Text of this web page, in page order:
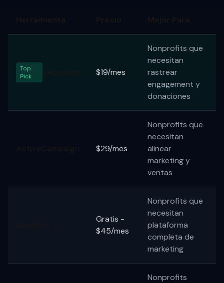
Top
Pick
$19/mes
Nonprofits que
necesitan
rastrear
engagement y
donaciones
$29/mes
Nonprofits que
necesitan
alinear
marketing y
ventas
Gratis -
$45/mes
Nonprofits que
necesitan
plataforma
completa de
marketing
Nonprofits